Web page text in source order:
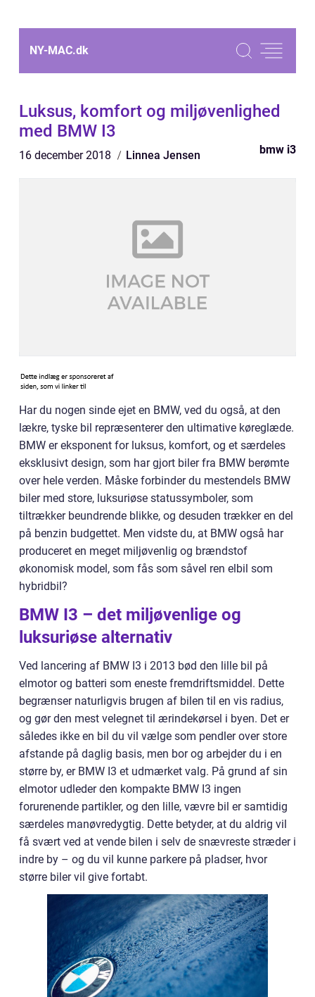
NY-MAC.dk
Luksus, komfort og miljøvenlighed
med BMW I3
16 december 2018 Linnea Jensen bmw i3
Har du nogen sinde ejet en BMW, ved du også, at den
lækre, tyske bil repræsenterer den ultimative køreglæde.
BMW er eksponent for luksus, komfort, og et særdeles
eksklusivt design, som har gjort biler fra BMW berømte
over hele verden. Måske forbinder du mestendels BMW
biler med store, luksuriøse statussymboler, som
tiltrækker beundrende blikke, og desuden trækker en del
på benzin budgettet. Men vidste du, at BMW også har
produceret en meget miljøvenlig og brændstof
økonomisk model, som fås som såvel ren elbil som
hybridbil?
BMW I3 – det miljøvenlige og
luksuriøse alternativ
Ved lancering af BMW I3 i 2013 bød den lille bil på
elmotor og batteri som eneste fremdriftsmiddel. Dette
begrænser naturligvis brugen af bilen til en vis radius,
og gør den mest velegnet til ærindekørsel i byen. Det er
således ikke en bil du vil vælge som pendler over store
afstande på daglig basis, men bor og arbejder du i en
større by, er BMW I3 et udmærket valg. På grund af sin
elmotor udleder den kompakte BMW I3 ingen
forurenende partikler, og den lille, vævre bil er samtidig
særdeles manøvredygtig. Dette betyder, at du aldrig vil
få svært ved at vende bilen i selv de snævreste stræder i
indre by – og du vil kunne parkere på pladser, hvor
større biler vil give fortabt.